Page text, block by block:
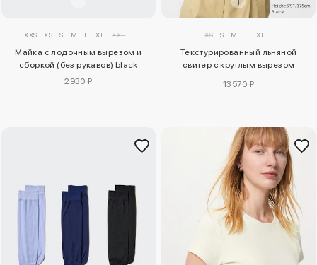
XXS XS S M L XL XXL
Майка с лодочным вырезом и
сборкой (без рукавов) black
2930 ₽
XS S M L XL
Текстурированный льняной
свитер с круглым вырезом
13570 ₽